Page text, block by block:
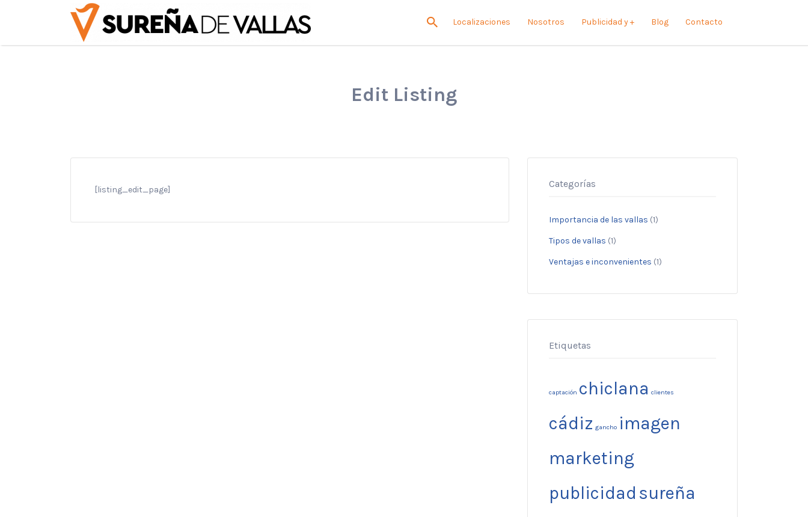
Localizaciones Nosotros Publicidad y + Blog Contacto
Buscar
por:
Edit Listing
[listing_edit_page]
Categorías
Importancia de las vallas (1)
Tipos de vallas (1)
Ventajas e inconvenientes (1)
Etiquetas
captación chiclana clientes
cádiz gancho imagen
marketing
publicidad sureña